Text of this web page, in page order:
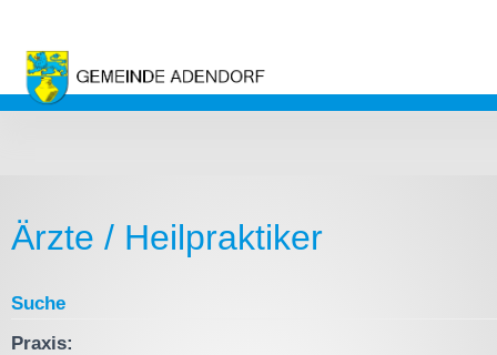
Ärzte / Heilpraktiker
Suche
Praxis: